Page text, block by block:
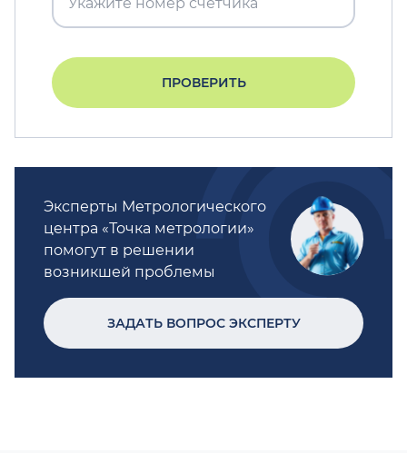
ПРОВЕРИТЬ
Эксперты Метрологического
центра «Точка метрологии»
помогут в решении
возникшей проблемы
ЗАДАТЬ ВОПРОС ЭКСПЕРТУ